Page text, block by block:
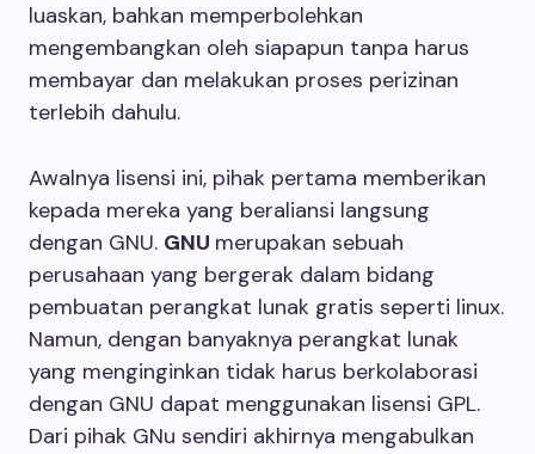
luaskan, bahkan memperbolehkan
mengembangkan oleh siapapun tanpa harus
membayar dan melakukan proses perizinan
terlebih dahulu.
Awalnya lisensi ini, pihak pertama memberikan
kepada mereka yang beraliansi langsung
dengan GNU. GNU merupakan sebuah
perusahaan yang bergerak dalam bidang
pembuatan perangkat lunak gratis seperti linux.
Namun, dengan banyaknya perangkat lunak
yang menginginkan tidak harus berkolaborasi
dengan GNU dapat menggunakan lisensi GPL.
Dari pihak GNu sendiri akhirnya mengabulkan